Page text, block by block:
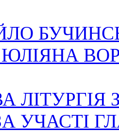
ЛІТУРГІЯ
УЧАСТІ